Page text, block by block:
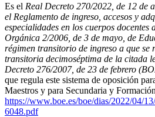
Es el Real Decreto 270/2022, de 12 de
el Reglamento de ingreso, accesos y
especialidades en los cuerpos docentes
Orgánica 2/2006, de 3 de mayo, de
régimen transitorio de ingreso a que se
transitoria decimoséptima de la citada
Decreto 276/2007, de 23 de febrero
que regula este sistema de oposición
Maestros y para Secundaria y
https://www.boe.es/boe/dias/2022/04/
6048.pdf